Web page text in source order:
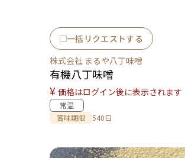
一括リクエストする
株式会社 まるや八丁味噌
有機八丁味噌
¥ 価格はログイン後に表示されます
常温
賞味期限
540日